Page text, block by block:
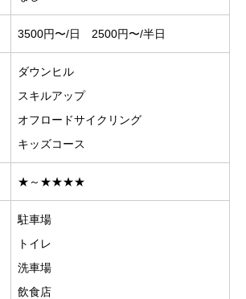
3500円〜/日 2500円〜/半日
ダウンヒル
スキルアップ
オフロードサイクリング
キッズコース
★～★★★★
駐車場
トイレ
洗車場
飲食店